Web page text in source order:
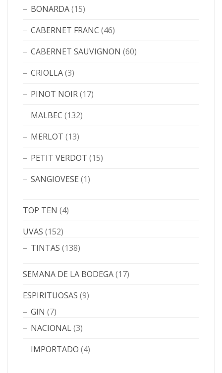
BONARDA(15)
CABERNET FRANC (46)
CABERNET SAUVIGNON (60)
CRIOLLA(3)
PINOT NOIR(17)
MALBEC (132)
MERLOT (13)
PETIT VERDOT (15)
SANGIOVESE (1)
TOP TEN (4)
UVAS (152)
TINTAS (138)
SEMANA DE LA BODEGA(17)
ESPIRITUOSAS (9)
GIN (7)
NACIONAL(3)
IMPORTADO (4)